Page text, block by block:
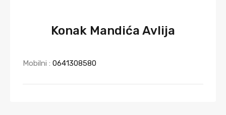
Konak Mandića Avlija
Mobilni : 0641308580